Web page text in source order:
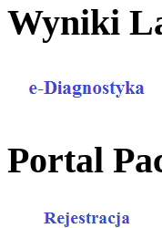
Wyniki
Portal